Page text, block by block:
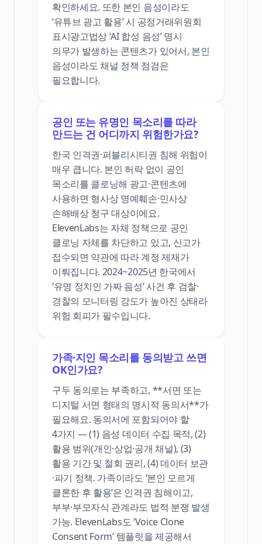
확인하세요. 또한 본인 음성이라도
‘유튜브 광고 활용’ 시 공정거래위원회
표시광고법상 ‘AI 합성 음성’ 명시
의무가 발생하는 콘텐츠가 있어서, 본인
음성이라도 채널 정책 점검은
필요합니다.
공인 또는 유명인 목소리를 따라
만드는 건 어디까지 위험한가요?
한국 인격권·퍼블리시티권 침해 위험이
매우 큽니다. 본인 허락 없이 공인
목소리를 클로닝해 광고·콘텐츠에
사용하면 형사상 명예훼손·민사상
손해배상 청구 대상이에요.
ElevenLabs는 자체 정책으로 공인
클로닝 자체를 차단하고 있고, 신고가
접수되면 약관에 따라 계정 제재가
이뤄집니다. 2024~2025년 한국에서
‘유명 정치인 가짜 음성’ 사건 후 검찰·
경찰의 모니터링 강도가 높아진 상태라
위험 회피가 필수입니다.
가족·지인 목소리를 동의받고 쓰면
OK인가요?
구두 동의로는 부족하고, **서면 또는
디지털 서면 형태의 명시적 동의서**가
필요해요. 동의서에 포함되어야 할
4가지 — (1) 음성 데이터 수집 목적, (2)
활용 범위(개인·상업·공개 채널), (3)
활용 기간 및 철회 권리, (4) 데이터 보관
·파기 정책. 가족이라도 ‘본인 모르게
클론한 후 활용’은 인격권 침해이고,
부부·부모자식 관계라도 법적 분쟁 발생
가능. ElevenLabs도 ‘Voice Clone
Consent Form’ 템플릿을 제공해서